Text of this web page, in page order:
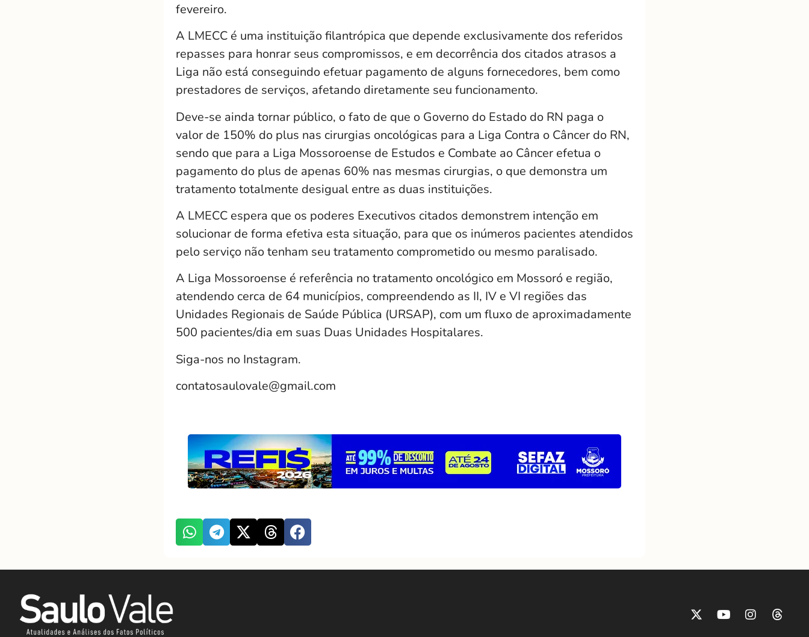
fevereiro.
A LMECC é uma instituição filantrópica que depende exclusivamente dos referidos
repasses para honrar seus compromissos, e em decorrência dos citados atrasos a
Liga não está conseguindo efetuar pagamento de alguns fornecedores, bem como
prestadores de serviços, afetando diretamente seu funcionamento.
Deve-se ainda tornar público, o fato de que o Governo do Estado do RN paga o
valor de 150% do plus nas cirurgias oncológicas para a Liga Contra o Câncer do RN,
sendo que para a Liga Mossoroense de Estudos e Combate ao Câncer efetua o
pagamento do plus de apenas 60% nas mesmas cirurgias, o que demonstra um
tratamento totalmente desigual entre as duas instituições.
A LMECC espera que os poderes Executivos citados demonstrem intenção em
solucionar de forma efetiva esta situação, para que os inúmeros pacientes atendidos
pelo serviço não tenham seu tratamento comprometido ou mesmo paralisado.
A Liga Mossoroense é referência no tratamento oncológico em Mossoró e região,
atendendo cerca de 64 municípios, compreendendo as II, IV e VI regiões das
Unidades Regionais de Saúde Pública (URSAP), com um fluxo de aproximadamente
500 pacientes/dia em suas Duas Unidades Hospitalares.
Siga-nos no Instagram.
contatosaulovale@gmail.com